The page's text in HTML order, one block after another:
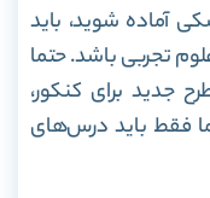
آماده شوید، باید
تجربی باشد. حتما
و با طرح جدید برای کنکور،
باید درس‌های